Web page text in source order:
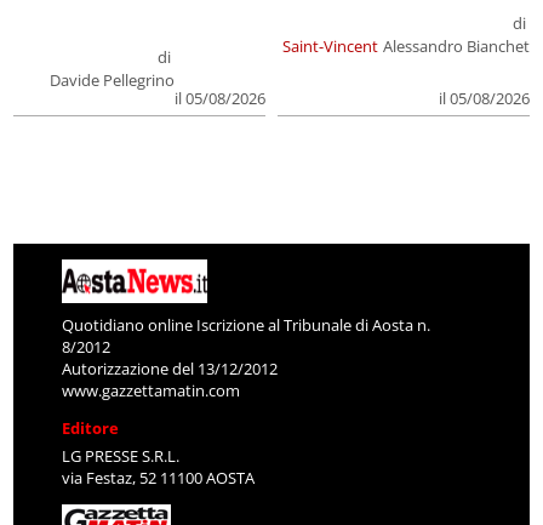
di
Davide Pellegrino
il 05/08/2026
Saint-Vincent
di
Alessandro Bianchet
il 05/08/2026
Quotidiano online Iscrizione al Tribunale di Aosta n.
8/2012
Autorizzazione del 13/12/2012
www.gazzettamatin.com
Editore
LG PRESSE S.R.L.
via Festaz, 52 11100 AOSTA